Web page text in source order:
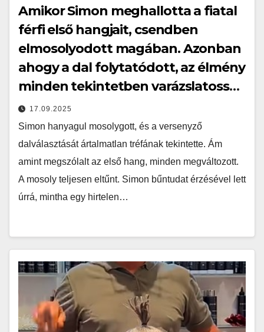
Amikor Simon meghallotta a fiatal
férfi első hangjait, csendben
elmosolyodott magában. Azonban
ahogy a dal folytatódott, az élmény
minden tekintetben varázslatossá
vált, és mindenkit ámulatba ejtett
és megdöbbentett a teremben…
17.09.2025
Simon hanyagul mosolygott, és a versenyző
dalválasztását ártalmatlan tréfának tekintette. Ám
amint megszólalt az első hang, minden megváltozott.
A mosoly teljesen eltűnt. Simon bűntudat érzésével lett
úrrá, mintha egy hirtelen…